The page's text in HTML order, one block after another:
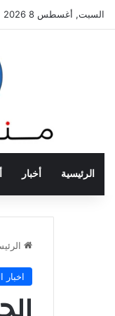
السبت, أغسطس 8 2026
الرئيسية أخبار
اخبار